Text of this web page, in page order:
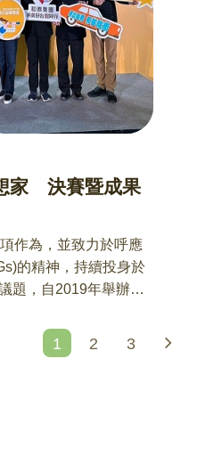
家 決賽暨成果
作為，並致力於呼應
的精神，持續投身於
題，自2019年舉辦第
年世代共同實踐公益
正向的改變。
1 2 3